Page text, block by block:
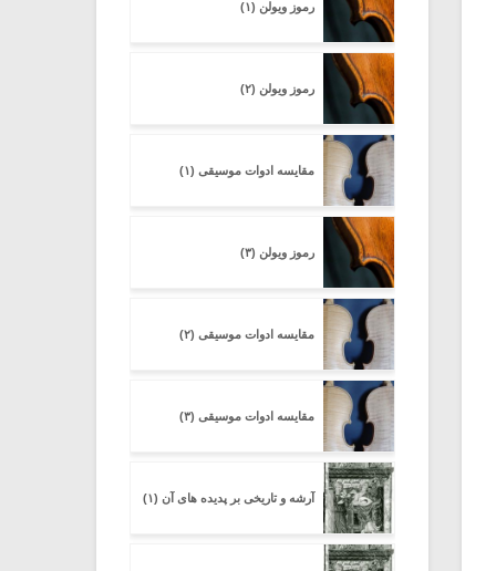
رموز ویولن (۱)
رموز ویولن (۲)
مقایسه ادوات موسیقی (۱)
رموز ویولن (۳)
مقایسه ادوات موسیقی (۲)
مقایسه ادوات موسیقی (۳)
آرشه و تاریخی بر پدیده های آن (۱)